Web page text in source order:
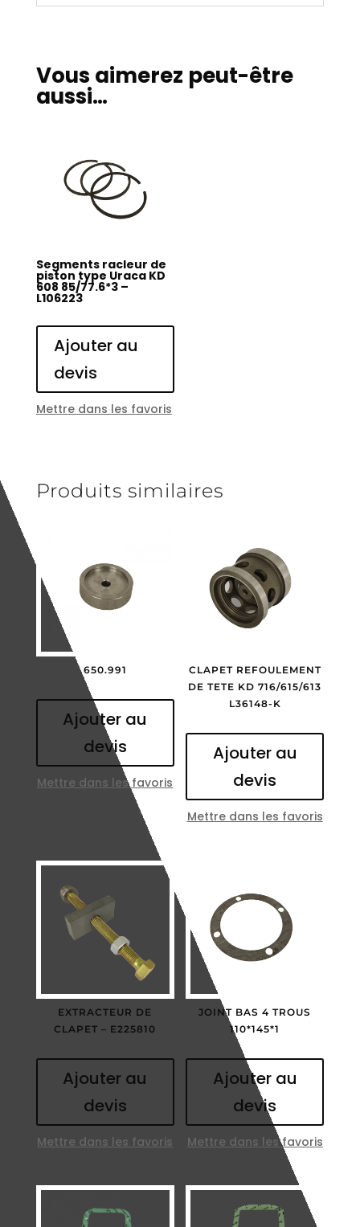
Vous aimerez peut-être
aussi…
Segments racleur de
piston type Uraca KD
608 85/77.6*3 –
L106223
Ajouter au
devis
Mettre dans les favoris
Produits similaires
650.991
Ajouter au
devis
Mettre dans les favoris
CLAPET REFOULEMENT
DE TETE KD 716/615/613
L36148-K
Ajouter au
devis
Mettre dans les favoris
EXTRACTEUR DE
CLAPET – E225810
Ajouter au
devis
Mettre dans les favoris
JOINT BAS 4 TROUS
110*145*1
Ajouter au
devis
Mettre dans les favoris